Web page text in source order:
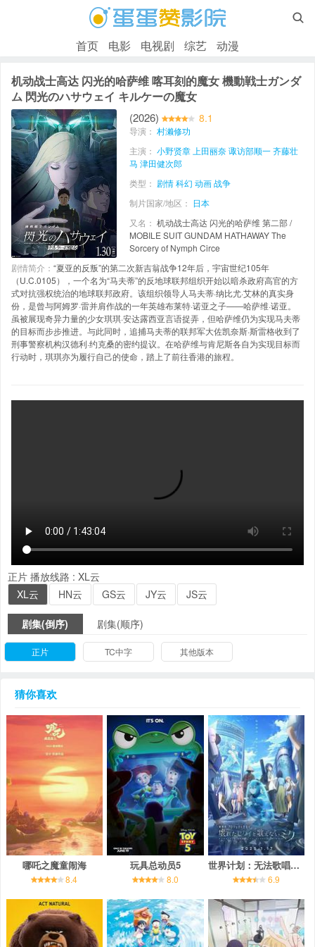

首页 电影 电视剧 综艺 动漫
机动战士高达 闪光的哈萨维 喀耳刻的魔女 機動戦士ガンダ
ム 閃光のハサウェイ キルケーの魔女
(2026) 8.1
导演： 村濑修功
主演： 小野贤章 上田丽奈诹访部顺一齐藤壮
马 津田健次郎
类型： 剧情科幻 动画战争
制片国家/地区： 日本
又名： 机动战士高达 闪光的哈萨维 第二部 /
MOBILE SUIT GUNDAM HATHAWAY The
Sorcery of Nymph Circe
剧情简介： “夏亚的反叛”的第二次新吉翁战争12年后，宇宙世纪105年
（U.C.0105），一个名为“马夫蒂”的反地球联邦组织开始以暗杀政府高官的方
式对抗强权统治的地球联邦政府。该组织领导人马夫蒂·纳比尤·艾林的真实身
份，是曾与阿姆罗·雷并肩作战的一年英雄布莱特·诺亚之子——哈萨维·诺亚。
虽被展现奇异力量的少女琪琪·安达露西亚言语捉弄，但哈萨维仍为实现马夫蒂
的目标而步步推进。与此同时，追捕马夫蒂的联邦军大佐凯奈斯·斯雷格收到了
刑事警察机构汉德利·约克桑的密约提议。在哈萨维与肯尼斯各自为实现目标而
行动时，琪琪亦为履行自己的使命，踏上了前往香港的旅程。
正片 播放线路 : XL云
XL云
HN云 GS云 JY云 JS云
剧集(倒序) 剧集(顺序)
正片 TC中字 其他版本
猜你喜欢
哪吒之魔童闹海
8.4
玩具总动员5
8.0
世界计划：无法歌唱的初音未来
6.9